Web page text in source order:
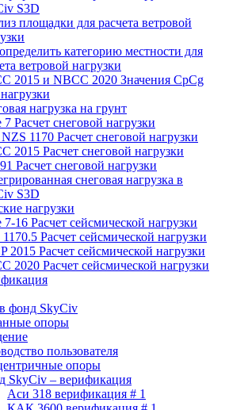
S3D
площадки для расчета ветровой
категорию местности для
ветровой нагрузки
2015 и NBCC 2020 Значения CpCg
нагрузка на грунт
7 Расчет снеговой нагрузки
1170 Расчет снеговой нагрузки
2015 Расчет снеговой нагрузки
Расчет снеговой нагрузки
снеговая нагрузка в
S3D
нагрузки
7-16 Расчет сейсмической нагрузки
Расчет сейсмической нагрузки
2015 Расчет сейсмической нагрузки
2020 Расчет сейсмической нагрузки
фонд SkyCiv
опоры
пользователя
опоры
SkyCiv – верификация
Аси 318 верификация # 1